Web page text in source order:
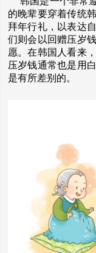
的晚辈要穿着传统
拜年行礼，以表达
们则会以回赠压岁
愿。在韩国人看来
压岁钱通常也是用
是有所差别的。